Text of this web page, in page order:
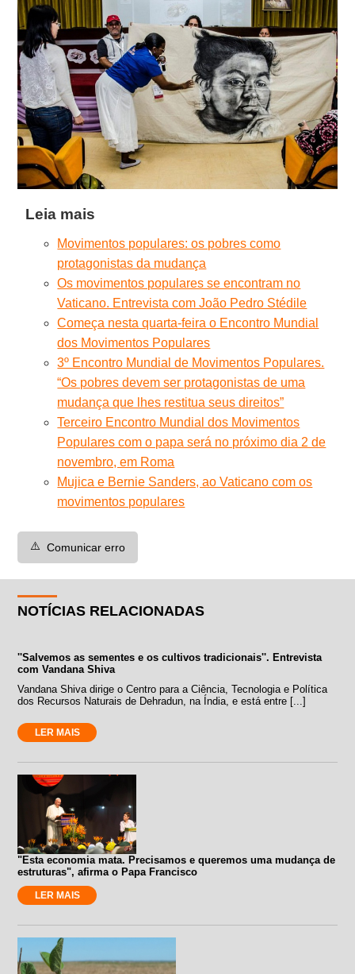
Leia mais
Movimentos populares: os pobres como
protagonistas da mudança
Os movimentos populares se encontram no
Vaticano. Entrevista com João Pedro Stédile
Começa nesta quarta-feira o Encontro Mundial
dos Movimentos Populares
3º Encontro Mundial de Movimentos Populares.
“Os pobres devem ser protagonistas de uma
mudança que lhes restitua seus direitos”
Terceiro Encontro Mundial dos Movimentos
Populares com o papa será no próximo dia 2 de
novembro, em Roma
Mujica e Bernie Sanders, ao Vaticano com os
movimentos populares
⚠️ Comunicar erro
NOTÍCIAS RELACIONADAS
''Salvemos as sementes e os cultivos tradicionais''. Entrevista
com Vandana Shiva
Vandana Shiva dirige o Centro para a Ciência, Tecnologia e Política
dos Recursos Naturais de Dehradun, na Índia, e está entre [...]
LER MAIS
"Esta economia mata. Precisamos e queremos uma mudança de
estruturas", afirma o Papa Francisco
LER MAIS